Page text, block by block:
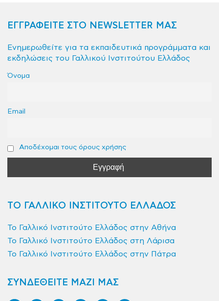
ΕΓΓΡΑΦΕΙΤΕ ΣΤΟ NEWSLETTER ΜΑΣ
Ενημερωθείτε για τα εκπαιδευτικά προγράμματα και
εκδηλώσεις του Γαλλικού Ινστιτούτου Ελλάδος
Όνομα
Email
Αποδέχομαι τους όρους χρήσης
ΤΟ ΓΑΛΛΙΚΟ ΙΝΣΤΙΤΟΥΤΟ ΕΛΛΑΔΟΣ
Το Γαλλικό Ινστιτούτο Ελλάδος στην Αθήνα
Το Γαλλικό Ινστιτούτο Ελλάδος στη Λάρισα
Το Γαλλικό Ινστιτούτο Ελλάδος στην Πάτρα
ΣΥΝΔΕΘΕΙΤΕ ΜΑΖΙ ΜΑΣ